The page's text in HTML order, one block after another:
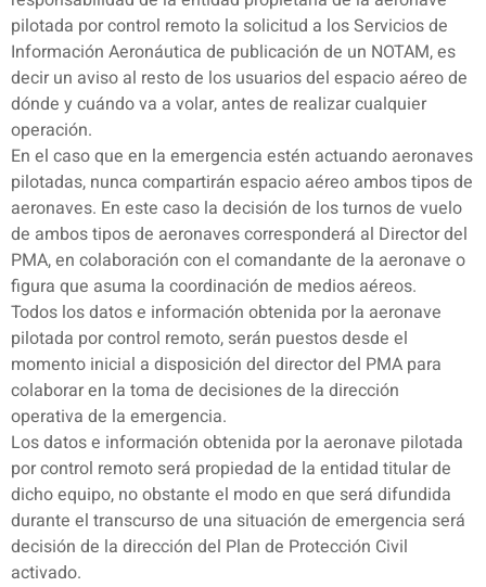
pilotada por control remoto la solicitud a los Servicios de
Información Aeronáutica de publicación de un NOTAM, es
decir un aviso al resto de los usuarios del espacio aéreo de
dónde y cuándo va a volar, antes de realizar cualquier
operación.
En el caso que en la emergencia estén actuando aeronaves
pilotadas, nunca compartirán espacio aéreo ambos tipos de
aeronaves. En este caso la decisión de los turnos de vuelo
de ambos tipos de aeronaves corresponderá al Director del
PMA, en colaboración con el comandante de la aeronave o
figura que asuma la coordinación de medios aéreos.
Todos los datos e información obtenida por la aeronave
pilotada por control remoto, serán puestos desde el
momento inicial a disposición del director del PMA para
colaborar en la toma de decisiones de la dirección
operativa de la emergencia.
Los datos e información obtenida por la aeronave pilotada
por control remoto será propiedad de la entidad titular de
dicho equipo, no obstante el modo en que será difundida
durante el transcurso de una situación de emergencia será
decisión de la dirección del Plan de Protección Civil
activado.